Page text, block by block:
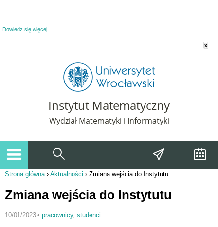
Dowiedz się więcej
x
Instytut Matematyczny
Wydział Matematyki i Informatyki
Strona główna› Aktualności › Zmiana wejścia do Instytutu
Zmiana wejścia do Instytutu
10/01/2023 • pracownicy, studenci